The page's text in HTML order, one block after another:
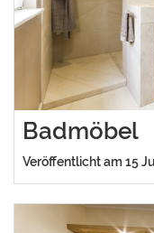
Badmöbel
Veröffentlicht am 15